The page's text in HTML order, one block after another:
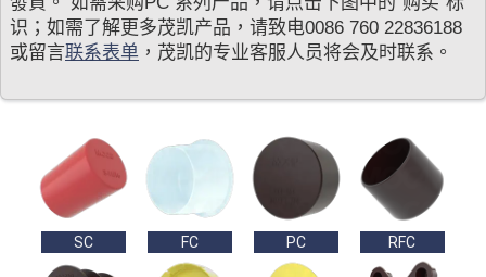
识；如需了解更多茂凯产品，请致电0086 760 22836188
或留言联系表单 ，茂凯的专业客服人员将会及时联系。
SC FC PC RFC